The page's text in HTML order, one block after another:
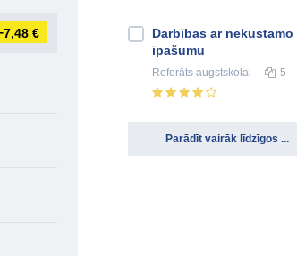
€
Darbības ar nekustamo
īpašumu
Referāts augstskolai 5
Parādīt vairāk līdzīgos ...